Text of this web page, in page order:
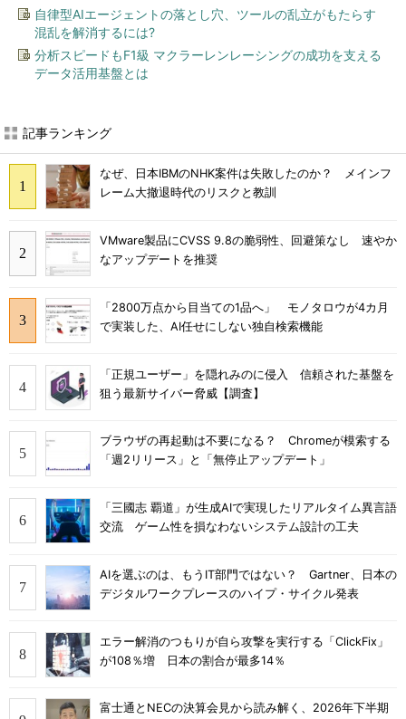
自律型AIエージェントの落とし穴、ツールの乱立がもたらす
混乱を解消するには?
分析スピードもF1級 マクラーレンレーシングの成功を支える
データ活用基盤とは
記事ランキング
なぜ、日本IBMのNHK案件は失敗したのか？ メインフ
レーム大撤退時代のリスクと教訓
VMware製品にCVSS 9.8の脆弱性、回避策なし 速やか
なアップデートを推奨
「2800万点から目当ての1品へ」 モノタロウが4カ月
で実装した、AI任せにしない独自検索機能
「正規ユーザー」を隠れみのに侵入 信頼された基盤を
狙う最新サイバー脅威【調査】
ブラウザの再起動は不要になる？ Chromeが模索する
「週2リリース」と「無停止アップデート」
「三國志 覇道」が生成AIで実現したリアルタイム異言語
交流 ゲーム性を損なわないシステム設計の工夫
AIを選ぶのは、もうIT部門ではない？ Gartner、日本の
デジタルワークプレースのハイプ・サイクル発表
エラー解消のつもりが自ら攻撃を実行する「ClickFix」
が108％増 日本の割合が最多14％
富士通とNECの決算会見から読み解く、2026年下半期